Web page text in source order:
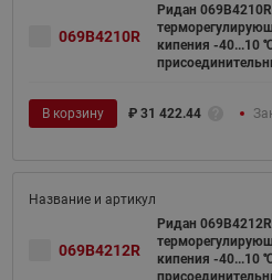
069B4210R
Ридан
кипения -40...10
В корзину ₽ 31 422.44
069B4212R
Ридан
кипения -40...10